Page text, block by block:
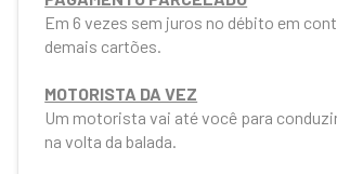
Em 6 vezes sem juros no débito em
demais cartões.
MOTORISTA DA VEZ
Um motorista vai até você para
na volta da balada.